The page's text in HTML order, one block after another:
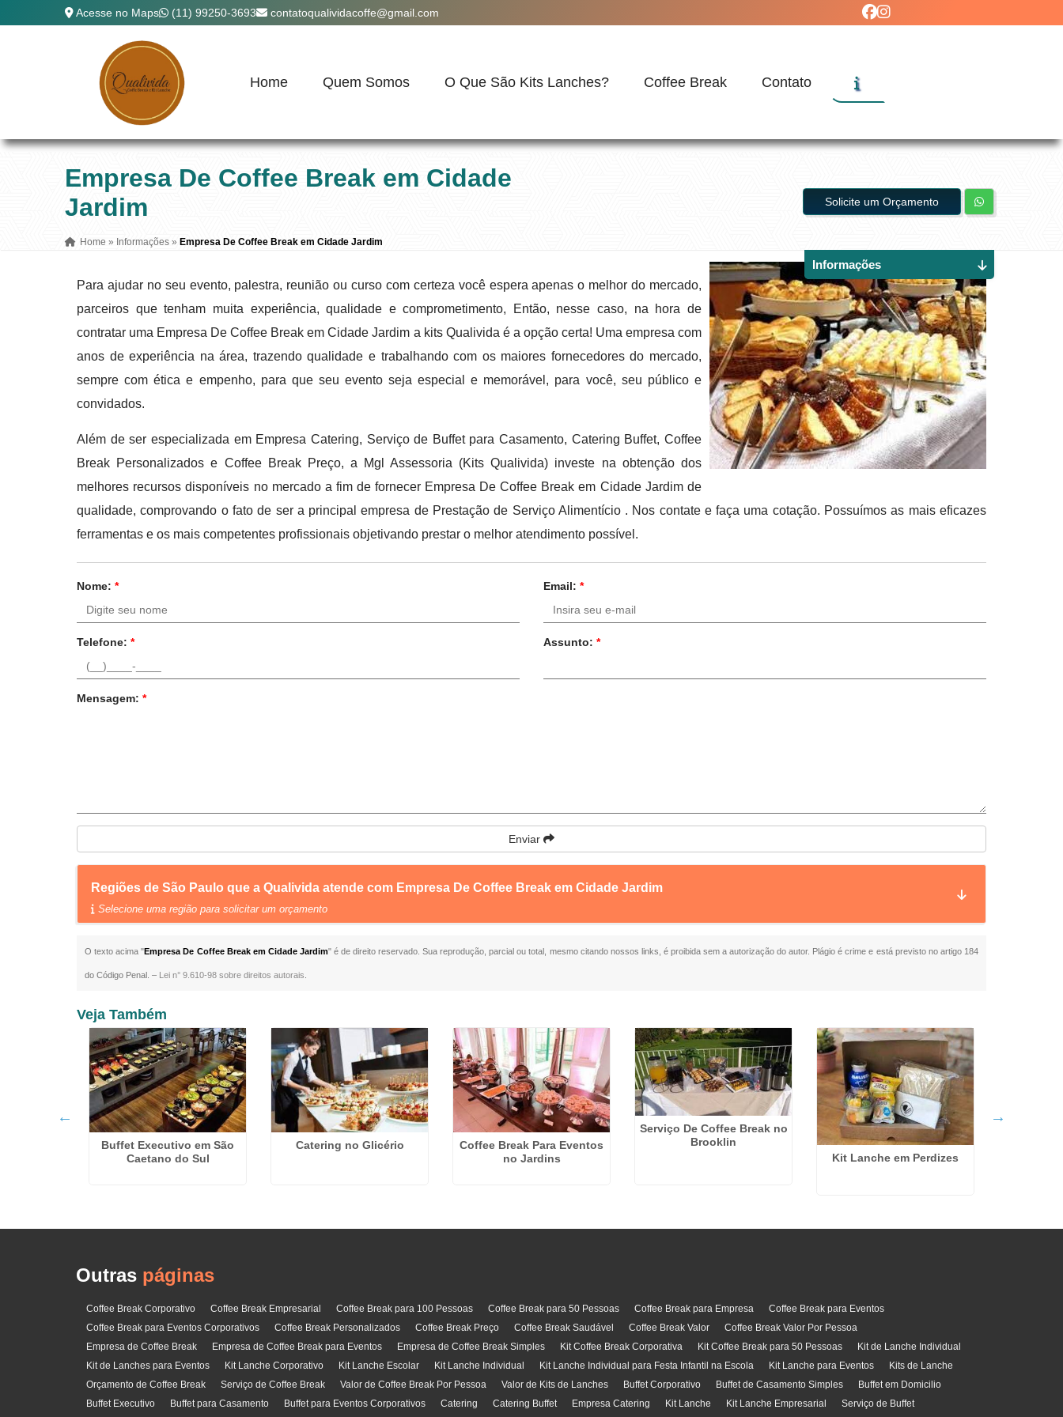
Acesse no Maps (11) 99250-3693 contatoqualividacoffe@gmail.com
Home Quem Somos O Que São Kits Lanches? Coffee Break Contato
Empresa De Coffee Break em Cidade
Jardim
Home » Informações » Empresa De Coffee Break em Cidade Jardim
Solicite um Orçamento
Para ajudar no seu evento, palestra, reunião ou curso com certeza você espera apenas o melhor do mercado,
parceiros que tenham muita experiência, qualidade e comprometimento, Então, nesse caso, na hora de
contratar uma Empresa De Coffee Break em Cidade Jardim a kits Qualivida é a opção certa! Uma empresa com
anos de experiência na área, trazendo qualidade e trabalhando com os maiores fornecedores do mercado,
sempre com ética e empenho, para que seu evento seja especial e memorável, para você, seu público e
convidados.
Além de ser especializada em Empresa Catering, Serviço de Buffet para Casamento, Catering Buffet, Coffee
Break Personalizados e Coffee Break Preço, a Mgl Assessoria (Kits Qualivida) investe na obtenção dos
melhores recursos disponíveis no mercado a fim de fornecer Empresa De Coffee Break em Cidade Jardim de
qualidade, comprovando o fato de ser a principal empresa de Prestação de Serviço Alimentício . Nos contate e faça uma cotação. Possuímos as mais eficazes
ferramentas e os mais competentes profissionais objetivando prestar o melhor atendimento possível.
Nome:* Email: *
Telefone:* Assunto: *
Mensagem:*
Enviar
Regiões de São Paulo que a Qualivida atende com Empresa De Coffee Break em Cidade Jardim
Selecione uma região para solicitar um orçamento
O texto acima "Empresa De Coffee Break em Cidade Jardim" é de direito reservado. Sua reprodução, parcial ou total, mesmo citando nossos links, é proibida sem a autorização do autor. Plágio é crime e está previsto no artigo 184
do Código Penal. – Lei n° 9.610-98 sobre direitos autorais
Informações
Veja Também
Buffet Executivo em São
Caetano do Sul
Catering no Glicério
Coffee Break Para Eventos
no Jardins
Serviço De Coffee Break no
Brooklin
Kit Lanche em Perdizes
Coffee
Outras páginas
Coffee Break Corporativo Coffee Break Empresarial Coffee Break para 100 Pessoas Coffee Break para 50 Pessoas Coffee Break para Empresa
Coffee Break para Eventos
Coffee Break para Eventos Corporativos
Coffee Break Personalizados Coffee Break Preço Coffee Break Saudável Coffee Break Valor
Coffee Break Valor Por Pessoa
Empresa de Coffee Break
Empresa de Coffee Break para Eventos Empresa de Coffee Break Simples Kit Coffee Break Corporativa Kit Coffee Break para 50 Pessoas
Kit de Lanche Individual
Kit de Lanches para Eventos
Kit Lanche Corporativo Kit Lanche Escolar Kit Lanche Individual Kit Lanche Individual para Festa Infantil na Escola Kit Lanche para Eventos
Kits de Lanche
Orçamento de Coffee Break
Serviço de Coffee Break Valor de Coffee Break Por Pessoa Valor de Kits de Lanches Buffet Corporativo Buffet de Casamento Simples
Buffet em Domicilio
Buffet Executivo
Buffet para Casamento Buffet para Eventos Corporativos Catering Catering Buffet Empresa Catering Kit Lanche Kit Lanche Empresarial Serviço de Buffet